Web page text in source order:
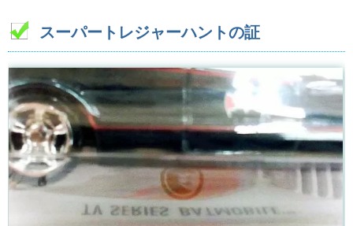
スーパートレジャーハントの証